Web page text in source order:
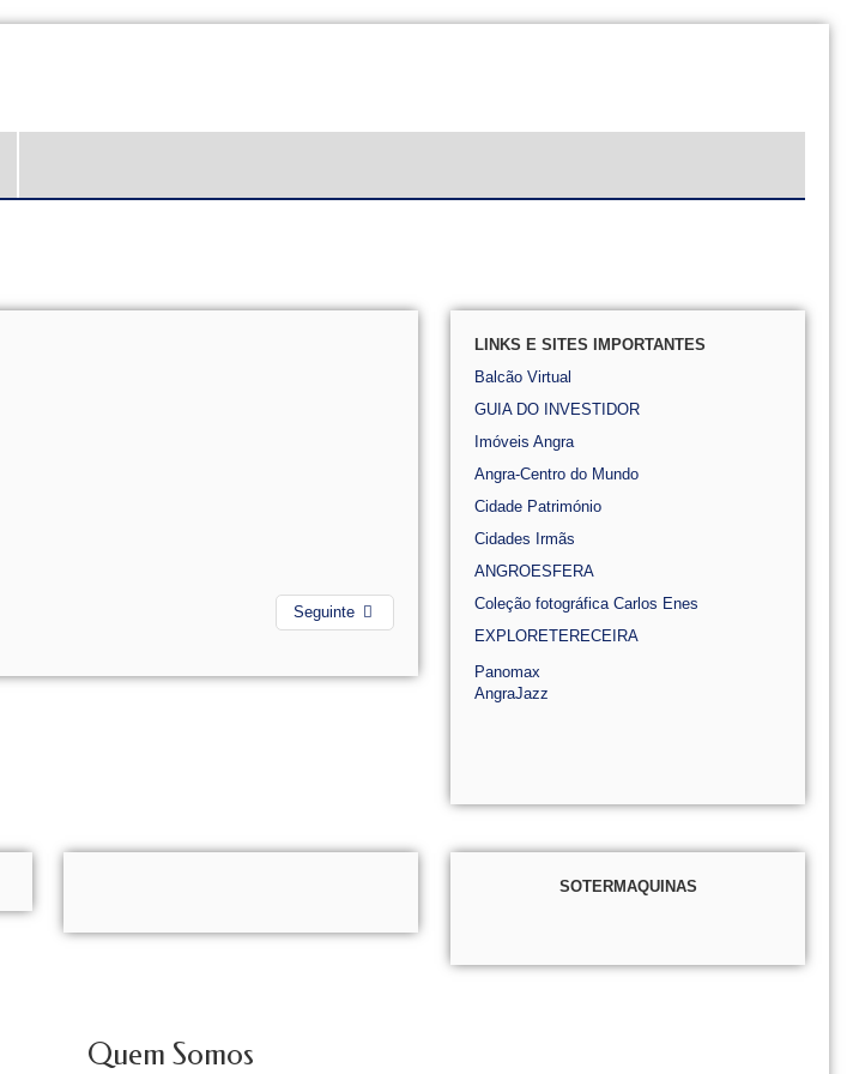
Seguinte
LINKS E SITES IMPORTANTES
Balcão Virtual
GUIA DO INVESTIDOR
Imóveis Angra
Angra-Centro do Mundo
Cidade Património
Cidades Irmãs
ANGROESFERA
Coleção fotográfica Carlos Enes
EXPLORETERECEIRA
Panomax
AngraJazz
SOTERMAQUINAS
Quem Somos